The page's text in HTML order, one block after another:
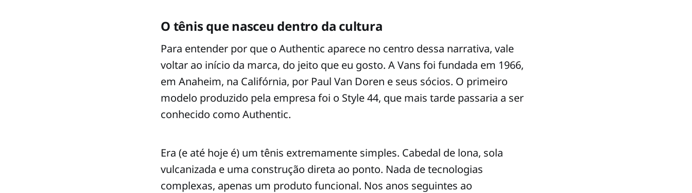
O tênis que nasceu dentro da cultura
Para entender por que o Authentic aparece no centro dessa narrativa, vale
voltar ao início da marca, do jeito que eu gosto. A Vans foi fundada em 1966,
em Anaheim, na Califórnia, por Paul Van Doren e seus sócios. O primeiro
modelo produzido pela empresa foi o Style 44, que mais tarde passaria a ser
conhecido como Authentic.
Era (e até hoje é) um tênis extremamente simples. Cabedal de lona, sola
vulcanizada e uma construção direta ao ponto. Nada de tecnologias
complexas, apenas um produto funcional. Nos anos seguintes ao